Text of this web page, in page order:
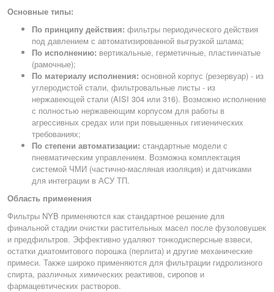
Основные типы:
По принципу действия: фильтры периодического действия
под давлением с автоматизированной выгрузкой шлама;
По исполнению: вертикальные, герметичные, пластинчатые
(рамочные);
По материалу исполнения: основной корпус (резервуар) - из
углеродистой стали, фильтровальные листы - из
нержавеющей стали (AISI 304 или 316). Возможно исполнение
с полностью нержавеющим корпусом для работы в
агрессивных средах или при повышенных гигиенических
требованиях;
По степени автоматизации: стандартные модели с
пневматическим управлением. Возможна комплектация
системой ЧМИ (частично-масляная изоляция) и датчиками
для интеграции в АСУ ТП.
Область применения
Фильтры NYB применяются как стандартное решение для
финальной стадии очистки растительных масел после фузоловушек
и предфильтров. Эффективно удаляют тонкодисперсные взвеси,
остатки диатомитового порошка (перлита) и другие механические
примеси. Также широко применяются для фильтрации гидролизного
спирта, различных химических реактивов, сиропов и
фармацевтических растворов.